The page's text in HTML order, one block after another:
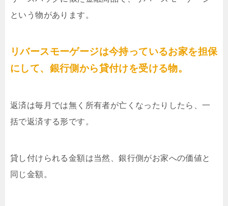
という物があります。
リバースモーゲージは今持っているお家を担保
にして、銀行側から貸付けを受ける物。
返済は毎月では無く所有者が亡くなったりしたら、一
括で返済する形です。
貸し付けられる金額は当然、銀行側がお家への価値と
同じ金額。